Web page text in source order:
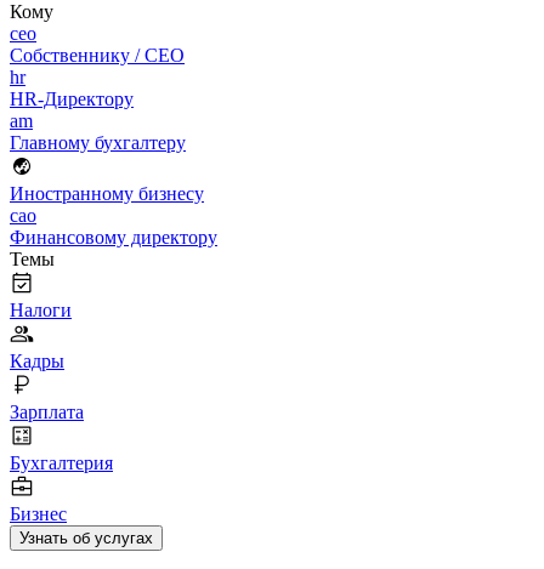
Кому
ceo
Собственнику / CEO
hr
HR-Директору
am
Главному бухгалтеру
Иностранному бизнесу
cao
Финансовому директору
Темы
Налоги
Кадры
Зарплата
Бухгалтерия
Бизнес
Узнать об услугах